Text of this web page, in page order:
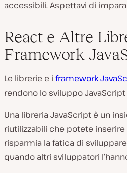
accessibili. Aspettavi di
React e Altre
Framework
Le librerie e i framework
rendono lo sviluppo
Una libreria JavaScript è un
riutilizzabili che potete
risparmia la fatica di
quando altri sviluppatori